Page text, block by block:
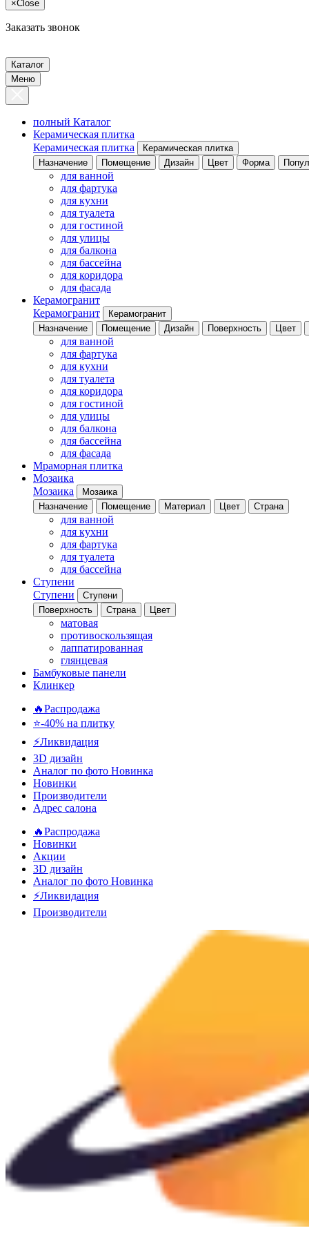
×Close
Заказать звонок
Каталог
Меню
полный Каталог
Керамическая плитка
Керамическая плитка
Керамическая плитка
Назначение
Помещение Дизайн Цвет Форма
для ванной
для фартука
для кухни
для туалета
для гостиной
для улицы
для балкона
для бассейна
для коридора
для фасада
Керамогранит
Керамогранит
Керамогранит
Назначение
Помещение Дизайн Поверхность Цвет
для ванной
для фартука
для кухни
для туалета
для коридора
для гостиной
для улицы
для балкона
для бассейна
для фасада
Мраморная плитка
Мозаика
Мозаика
Мозаика
Назначение
Помещение Материал Цвет Страна
для ванной
для кухни
для фартука
для туалета
для бассейна
Ступени
Ступени
Ступени
Поверхность
Страна Цвет
матовая
противоскользящая
лаппатированная
глянцевая
Бамбуковые панели
Клинкер
🔥Распродажа
⭐-40% на плитку
⚡️Ликвидация
3D дизайн
Аналог по фото Новинка
Новинки
Производители
Адрес салона
🔥Распродажа
Новинки
Акции
3D дизайн
Аналог по фото Новинка
⚡Ликвидация
Производители